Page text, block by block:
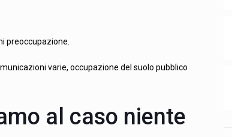
preoccupazione.
varie, occupazione del suolo pubblico
al caso niente